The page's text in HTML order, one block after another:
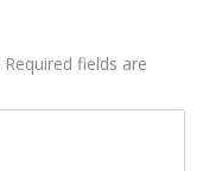
Required fields are